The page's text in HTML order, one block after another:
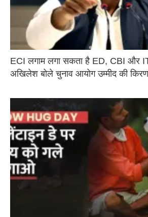
ECI लगाम लगा सकता है ED, CBI और
अखिलेश बोले चुनाव आयोग उम्मीद की किरण